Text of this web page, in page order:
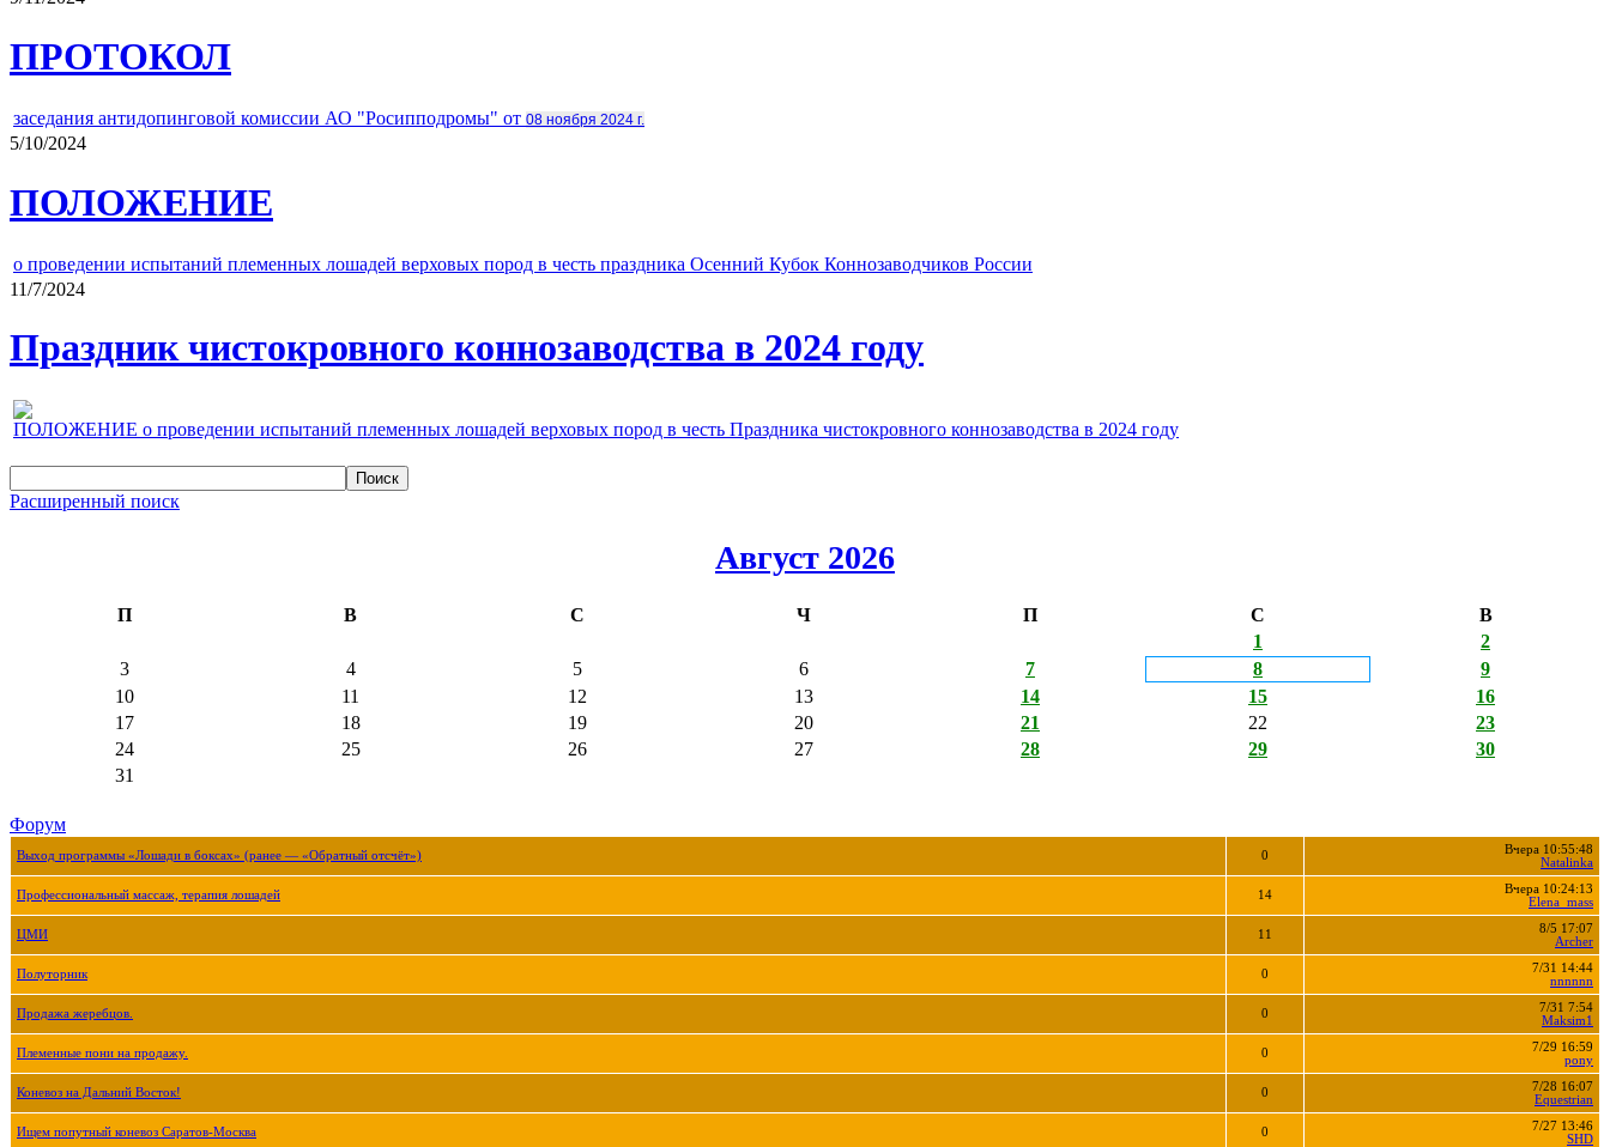
ПРОТОКОЛ
заседания антидопинговой комиссии АО "Росипподромы" от 08 ноября 2024 г.
5/10/2024
ПОЛОЖЕНИЕ
о проведении испытаний племенных лошадей верховых пород в честь праздника Осенний Кубок Коннозаводчиков России
11/7/2024
Праздник чистокровного коннозаводства в 2024 году
ПОЛОЖЕНИЕ о проведении испытаний племенных лошадей верховых пород в честь Праздника чистокровного коннозаводства в 2024 году
Расширенный поиск
Август 2026
П В С Ч П С
В
1
2
3
4 5 6 7 8
9
10
11 12 13 14 15
16
17
18 19 20 21 22
23
24
25 26 27 28 29
30
31
Форум
Выход программы «Лошади в боксах» (ранее — «Обратный отсчёт») 0
Вчера 10:55:48
Natalinka
Профессиональный массаж, терапия лошадей 14
Вчера 10:24:13
Elena_mass
ЦМИ 11
8/5 17:07
Archer
Полуторник 0
7/31 14:44
nnnnnn
Продажа жеребцов. 0
7/31 7:54
Maksim1
Племенные пони на продажу. 0
7/29 16:59
pony
Коневоз на Дальний Восток! 0
7/28 16:07
Equestrian
Ищем попутный коневоз Саратов-Москва 0
7/27 13:46
SHD